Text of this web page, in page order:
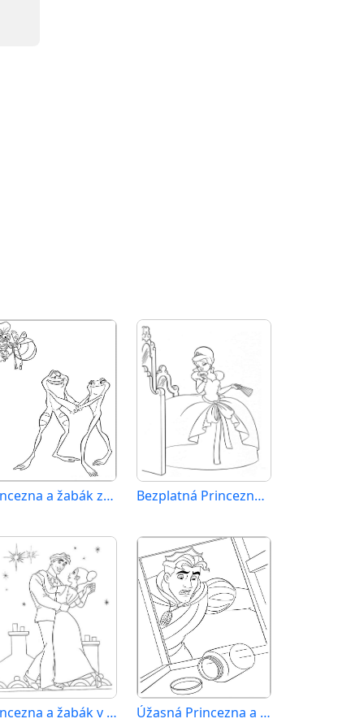
Princezna a žabák zadarmo Bezplatná Princezna a žabák k vytištění
Princezna a žabák v Disney stylu Úžasná Princezna a žabák